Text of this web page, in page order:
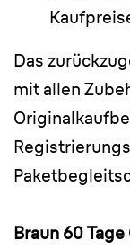
Das
mit allen
Braun 60